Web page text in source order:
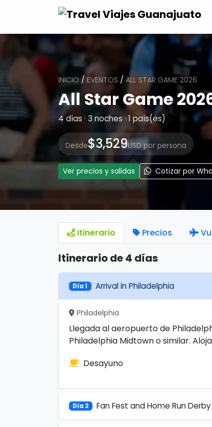
INICIO / EVENTOS / ALL STAR GAME 2026
All Star Game
4 días · 3 noches · 1 país(es)
Desde$3,529USD por persona
Ver precios y salidas Cotizar por
Itinerario Precios
Itinerario de 4 días
Día 1 Arrival in Philadelphia
Philadelphia
Llegada al aeropuerto de
Philadelphia Midtown o similar.
Desayuno
Día 2 Fan Fest and Home Run Derby